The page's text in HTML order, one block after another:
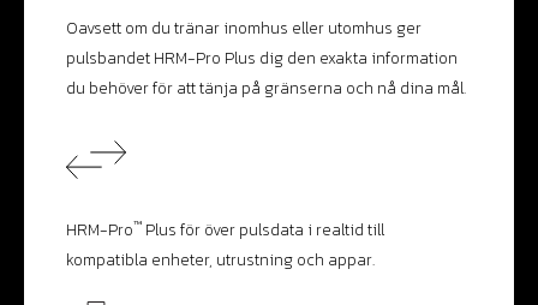
Oavsett om du tränar inomhus eller utomhus ger
pulsbandet HRM-Pro Plus dig den exakta information
du behöver för att tänja på gränserna och nå dina mål.
HRM-Pro™ Plus för över pulsdata i realtid till
kompatibla enheter, utrustning och appar.